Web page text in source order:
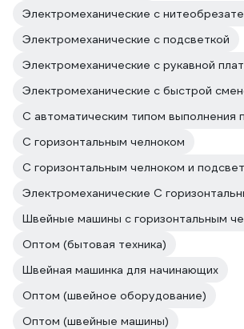
Электромеханические с
Электромеханические с подсветкой
Электромеханические с рукавной
Электромеханические с быстрой
С автоматическим типом выполнения
С горизонтальным челноком
С горизонтальным челноком и
Электромеханические С
Швейные машины с горизонтальным
Оптом (бытовая техника)
Швейная машинка для начинающих
Оптом (швейное оборудование)
Оптом (швейные машины)